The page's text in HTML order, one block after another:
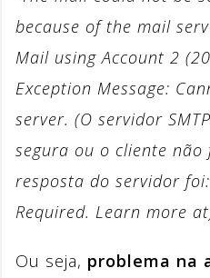
because of the mail
Mail using Account 2
Exception Message:
server. (O servidor
segura ou o cliente não
resposta do servidor
Required. Learn more
Ou seja, problema na